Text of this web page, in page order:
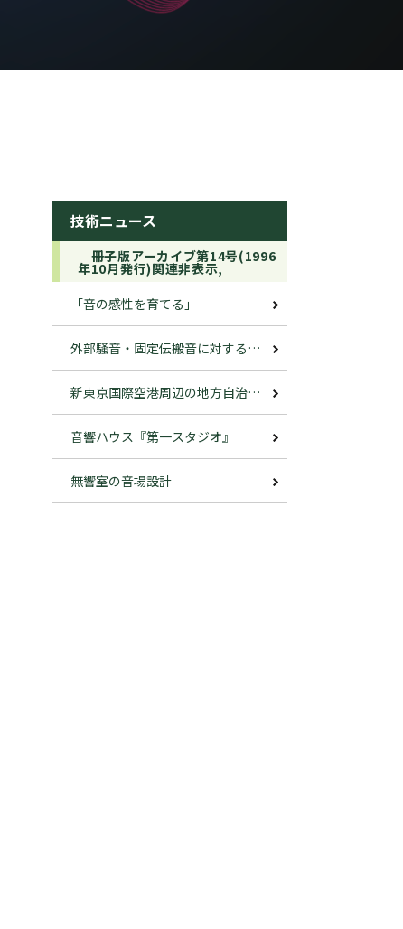
技術ニュース
冊子版アーカイブ第14号(1996
年10月発行)関連非表示,
「音の感性を育てる」
外部騒音・固定伝搬音に対する設計例
新東京国際空港周辺の地方自治体による航空機騒音監視
音響ハウス『第一スタジオ』
無響室の音場設計